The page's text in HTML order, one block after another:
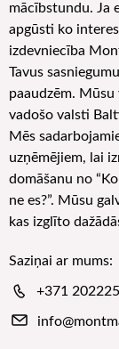
mācībstundu. Ja
apgūsti ko
izdevniecība
Tavus
paaudzēm.
vadošo valsti
Mēs
uzņēmējiem, lai
domāšanu no
ne es?”. Mūsu
kas izglīto
Saziņai ar mums:
+371